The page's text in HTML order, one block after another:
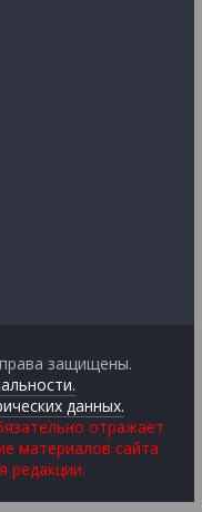
защищены.
данных.
отражает
материалов сайта
редакции.